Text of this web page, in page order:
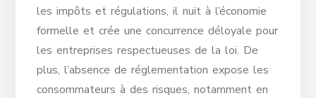
les impôts et régulations, il nuit à l’économie
formelle et crée une concurrence déloyale pour
les entreprises respectueuses de la loi. De
plus, l’absence de réglementation expose les
consommateurs à des risques, notamment en